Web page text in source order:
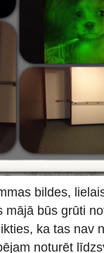
bildes,
būs grūti
ka tas nav
noturēt